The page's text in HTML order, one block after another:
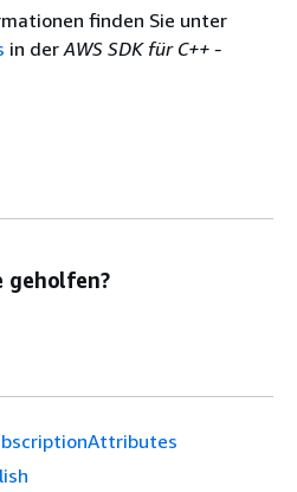
finden Sie unter
in derAWS SDK für C++ -
geholfen?